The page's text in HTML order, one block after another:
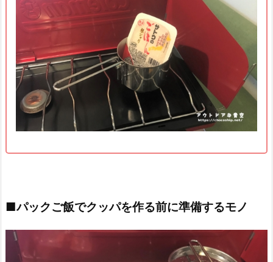
■パックご飯でクッパを作る前に準備するモノ